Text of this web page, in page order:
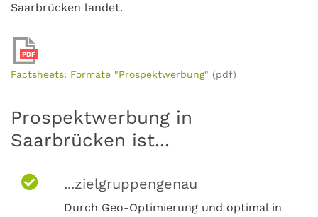
Saarbrücken landet.
PDF
Factsheets: Formate "Prospektwerbung" (pdf)
Prospektwerbung in
Saarbrücken ist...
...zielgruppengenau
Durch Geo-Optimierung und optimal in